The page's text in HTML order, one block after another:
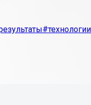
#технологии